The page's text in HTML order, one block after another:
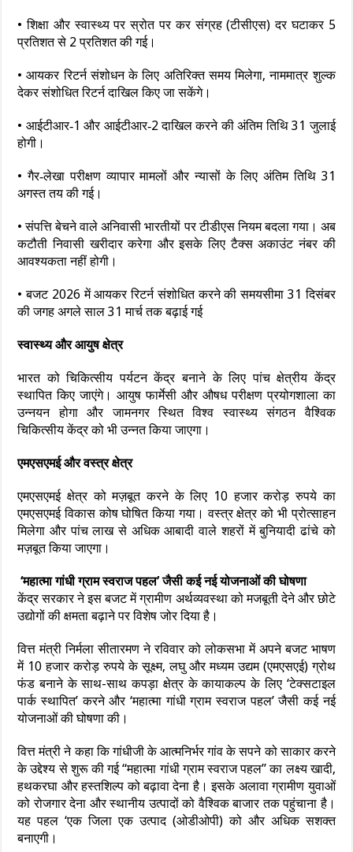
• शिक्षा और स्वास्थ्य पर स्रोत पर कर संग्रह (टीसीएस) दर घटाकर 5
प्रतिशत से 2 प्रतिशत की गई।
• आयकर रिटर्न संशोधन के लिए अतिरिक्त समय मिलेगा, नाममात्र शुल्क
देकर संशोधित रिटर्न दाखिल किए जा सकेंगे।
• आईटीआर‑1 और आईटीआर‑2 दाखिल करने की अंतिम तिथि 31 जुलाई
होगी।
• गैर‑लेखा परीक्षण व्यापार मामलों और न्यासों के लिए अंतिम तिथि 31
अगस्त तय की गई।
• संपत्ति बेचने वाले अनिवासी भारतीयों पर टीडीएस नियम बदला गया। अब
कटौती निवासी खरीदार करेगा और इसके लिए टैक्स अकाउंट नंबर की
आवश्यकता नहीं होगी।
• बजट 2026 में आयकर रिटर्न संशोधित करने की समयसीमा 31 दिसंबर
की जगह अगले साल 31 मार्च तक बढ़ाई गई
स्वास्थ्य और आयुष क्षेत्र
भारत को चिकित्सीय पर्यटन केंद्र बनाने के लिए पांच क्षेत्रीय केंद्र
स्थापित किए जाएंगे। आयुष फार्मेसी और औषध परीक्षण प्रयोगशाला का
उन्नयन होगा और जामनगर स्थित विश्व स्वास्थ्य संगठन वैश्विक
चिकित्सीय केंद्र को भी उन्नत किया जाएगा।
एमएसएमई और वस्त्र क्षेत्र
एमएसएमई क्षेत्र को मज़बूत करने के लिए 10 हजार करोड़ रुपये का
एमएसएमई विकास कोष घोषित किया गया। वस्त्र क्षेत्र को भी प्रोत्साहन
मिलेगा और पांच लाख से अधिक आबादी वाले शहरों में बुनियादी ढांचे को
मज़बूत किया जाएगा।
‘महात्मा गांधी ग्राम स्वराज पहल’ जैसी कई नई योजनाओं की घोषणा
केंद्र सरकार ने इस बजट में ग्रामीण अर्थव्यवस्था को मजबूती देने और छोटे
उद्योगों की क्षमता बढ़ाने पर विशेष जोर दिया है।
वित्त मंत्री निर्मला सीतारमण ने रविवार को लोकसभा में अपने बजट भाषण
में 10 हजार करोड़ रुपये के सूक्ष्म, लघु और मध्यम उद्यम (एमएसएई) ग्रोथ
फंड बनाने के साथ-साथ कपड़ा क्षेत्र के कायाकल्प के लिए ‘टेक्सटाइल
पार्क स्थापित’ करने और ‘महात्मा गांधी ग्राम स्वराज पहल’ जैसी कई नई
योजनाओं की घोषणा की।
वित्त मंत्री ने कहा कि गांधीजी के आत्मनिर्भर गांव के सपने को साकार करने
के उद्देश्य से शुरू की गई “महात्मा गांधी ग्राम स्वराज पहल” का लक्ष्य खादी,
हथकरघा और हस्तशिल्प को बढ़ावा देना है। इसके अलावा ग्रामीण युवाओं
को रोजगार देना और स्थानीय उत्पादों को वैश्विक बाजार तक पहुंचाना है।
यह पहल ‘एक जिला एक उत्पाद (ओडीओपी) को और अधिक सशक्त
बनाएगी।